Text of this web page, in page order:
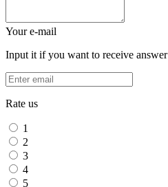
Your e-mail
Input it if you want to receive answer
Rate us
1
2
3
4
5